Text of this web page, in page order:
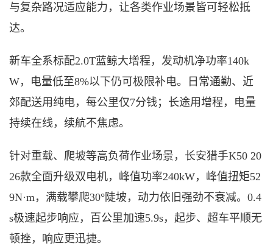
与复杂路况适应能力，让各类作业场景皆可轻松抵
达。
新车全系标配2.0T蓝鲸大增程，发动机净功率140k
W，电量低至8%以下仍可极限补电。日常通勤、近
郊配送用纯电，每公里仅7分钱；长途用增程，电量
持续在线，续航不焦虑。
针对重载、爬坡等高负荷作业场景，长安猎手K50 20
26款全面升级双电机，峰值功率240kW，峰值扭矩52
9N·m，满载攀爬30°陡坡，动力依旧强劲不衰减。0.4
s极速起步响应，百公里加速5.9s，起步、超车平顺无
顿挫，响应更迅捷。